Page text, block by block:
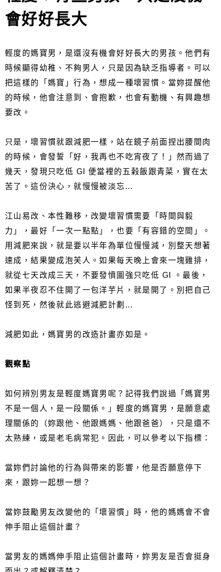
會好好長大
輕度的媽寶男，是還沒有機會好好長大的男孩。他們有
時候顯得幼稚、不夠男人，只是因為缺乏指導者。可以
把這樣的「媽寶」行為，想成一種壞習慣。當妳提醒他
的時候，他會注意到、會抱歉，也會有動機、有興趣想
要改。
只是，壞習慣就跟減肥一樣，站在鏡子前面捏出腰間肉
的時候，會發誓「好，我再也不吃宵夜了！」然而過了
幾天，發現只吃低 GI 便當裡的五榖飯跟青菜，實在太
苦了。這份決心，就慢慢被淡忘...
江山易改、本性難移，改變壞習慣需要「時間與毅
力」，最好「一次一點點」，也要「有容錯的空間」。
用減肥來說，就是要以半年為單位慢慢減，別整天想著
速成，結果變成泡芙人。如果每天晚上會來一塊雞排，
就從七天改成三天，不要發憤圖強只吃低 GI 。最後，
如果半夜忍不住開了一包洋芋片，就是開了。別把自己
怪到死，然後就此逃避減肥計劃...
減肥如此，媽寶男的改造計畫亦如是。
觀察點
如何辨別男友是輕度媽寶男呢？記得我們說過「媽寶男
不是一個人，是一段關係。」輕度的媽寶男，是願意處
理關係的（妳跟他、他跟媽媽、他跟爸爸），只是還不
太熟練，或是老毛病常犯。因此，可以參考以下指標：
當妳們討論他的行為與帶來的影響，他是否願意停下
來，跟妳一起想一想？
當妳鼓勵男友改變他的「壞習慣」時，他的媽媽會不會
伸手阻止這個計畫？
當男友的媽媽伸手阻止這個計畫時，妳男友是否會挺身